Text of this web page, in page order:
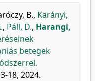
B., Karányi,
, Páll, D., Harangi,
betegek
18, 2024.